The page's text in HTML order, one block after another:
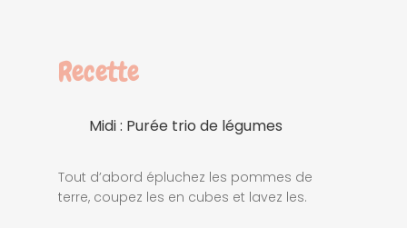
Recette
Midi : Purée trio de légumes
Tout d’abord épluchez les pommes de
terre, coupez les en cubes et lavez les.